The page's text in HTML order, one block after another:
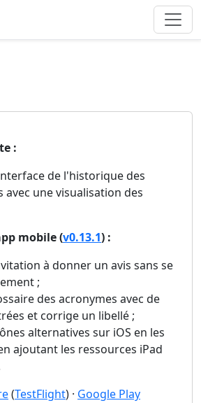
:
de l'historique des
une visualisation des
mobile (v0.13.1) :
à donner un avis sans se
;
des acronymes avec de
et corrige un libellé ;
alternatives sur iOS en les
ajoutant les ressources iPad
(TestFlight) · Google Play